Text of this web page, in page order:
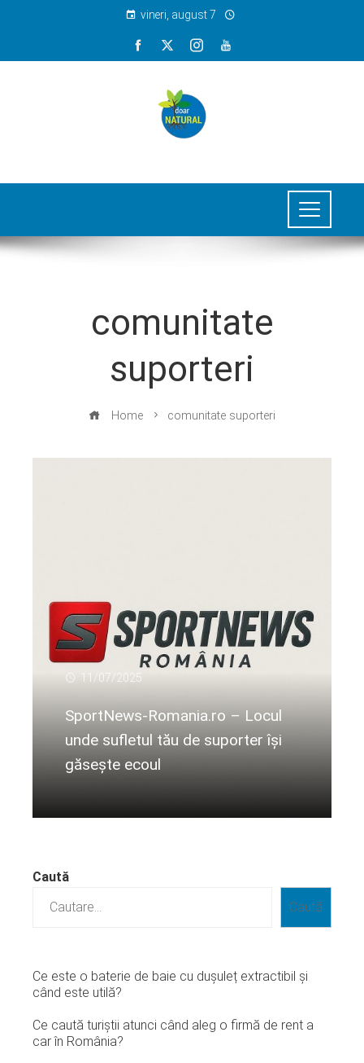
vineri, august 7
comunitate
suporteri
Home comunitate suporteri
11/07/2025
SportNews-Romania.ro – Locul
unde sufletul tău de suporter își
găsește ecoul
Caută
Caută
Ce este o baterie de baie cu dușuleț extractibil și
când este utilă?
Ce caută turiștii atunci când aleg o firmă de rent a
car în România?